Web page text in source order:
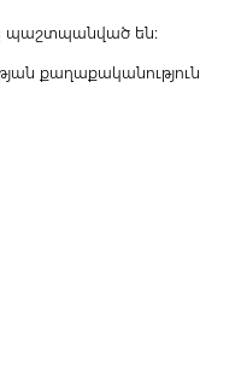
պաշտպանված են:
քաղաքականություն